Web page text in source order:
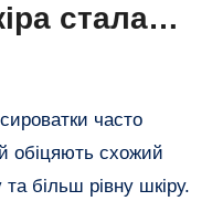
стала
часто
обіцяють схожий
більш рівну шкіру.